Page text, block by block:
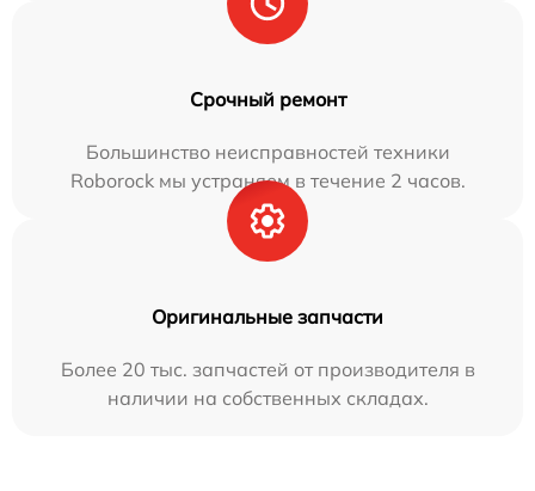
Срочный ремонт
Большинство неисправностей техники
Roborock мы устраняем в течение 2 часов.
Оригинальные запчасти
Более 20 тыс. запчастей от производителя в
наличии на собственных складах.